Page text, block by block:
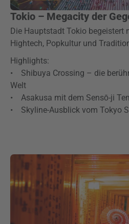
Tokio – Megacity der
Die Hauptstadt Tokio begeistert
Hightech, Popkultur und
Highlights:
• Shibuya Crossing – die
Welt
• Asakusa mit dem Sensō-ji
• Skyline-Ausblick vom Tokyo